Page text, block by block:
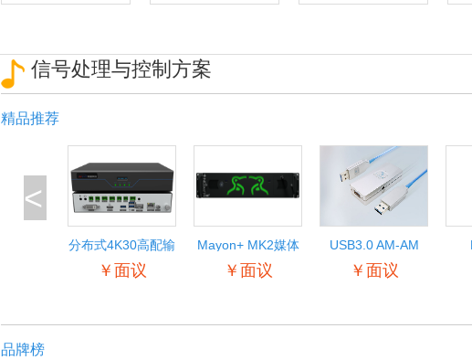
信号处理与控制方案
精品推荐
<
分布式4K30高配输
￥面议
Mayon+ MK2媒体
￥面议
USB3.0 AM-AM
￥面议
品牌榜